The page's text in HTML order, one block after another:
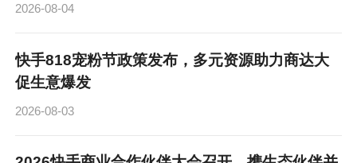
2026-08-04
快手818宠粉节政策发布，多元资源助力商达大
促生意爆发
2026-08-03